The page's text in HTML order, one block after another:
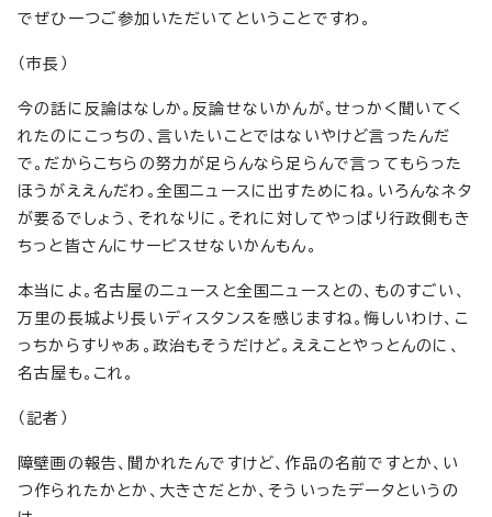
でぜひ一つご参加いただいてということですわ。
（市長）
今の話に反論はなしか。反論せないかんが。せっかく聞いてく
れたのにこっちの、言いたいことではないやけど言ったんだ
で。だからこちらの努力が足らんなら足らんで言ってもらった
ほうがええんだわ。全国ニュースに出すためにね。いろんなネタ
が要るでしょう、それなりに。それに対してやっぱり行政側もき
ちっと皆さんにサービスせないかんもん。
本当によ。名古屋のニュースと全国ニュースとの、ものすごい、
万里の長城より長いディスタンスを感じますね。悔しいわけ、こ
っちからすりゃあ。政治もそうだけど。ええことやっとんのに、
名古屋も。これ。
（記者）
障壁画の報告、聞かれたんですけど、作品の名前ですとか、い
つ作られたかとか、大きさだとか、そういったデータというの